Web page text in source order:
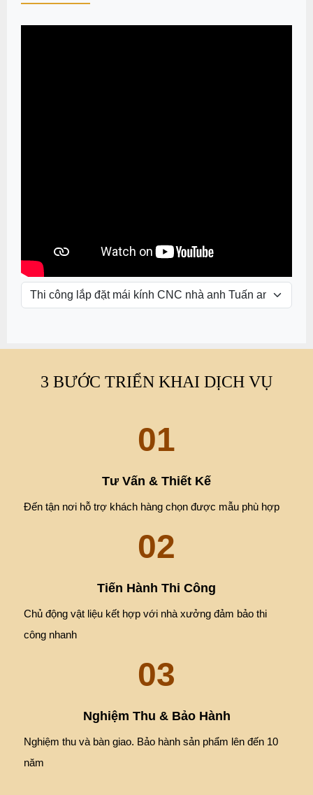
3 BƯỚC TRIỂN KHAI DỊCH VỤ
01
Tư Vấn & Thiết Kế
Đến tận nơi hỗ trợ khách hàng chọn được mẫu phù hợp
02
Tiến Hành Thi Công
Chủ động vật liệu kết hợp với nhà xưởng đảm bảo thi
công nhanh
03
Nghiệm Thu & Bảo Hành
Nghiệm thu và bàn giao. Bảo hành sản phẩm lên đến 10
năm